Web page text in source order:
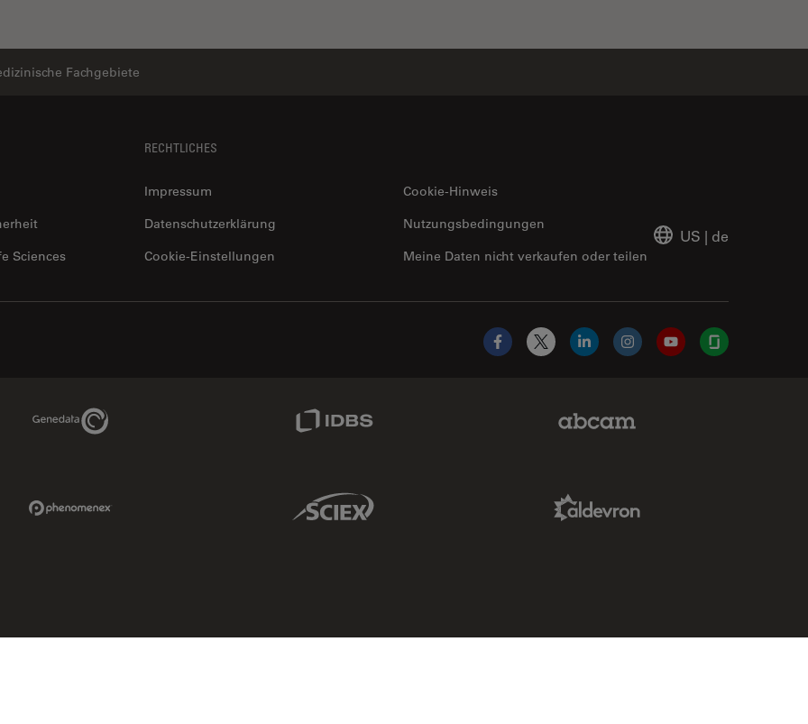
Fachgebiete
Sciences
RECHTLICHES
Impressum
Cookie-Hinweis
Datenschutzerklärung
Meine Daten nicht verkaufen oder teilen
Nutzungsbedingungen
Cookie-Einstellungen
US | de
Facebook
X LinkedInInstagramYouTubeGlassdoor
Genedata Link IDBS Link
Sciex Link